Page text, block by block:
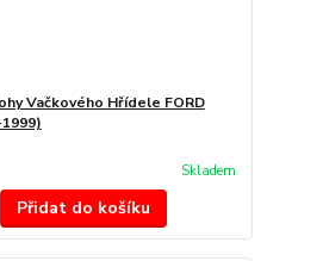
Vačkového Hřídele FORD
Skladem
Přidat do košíku